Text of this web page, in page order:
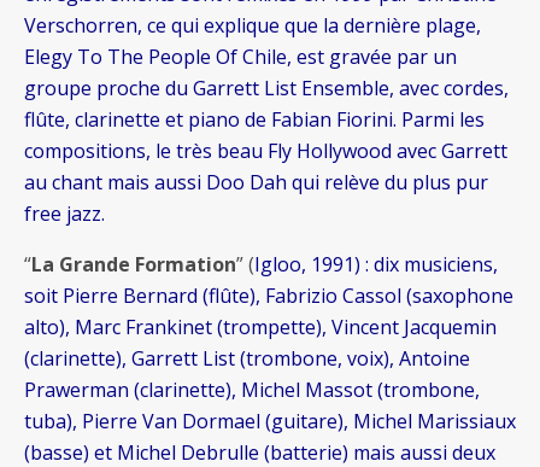
Verschorren, ce qui explique que la dernière plage,
Elegy To The People Of Chile, est gravée par un
groupe proche du Garrett List Ensemble, avec cordes,
flûte, clarinette et piano de Fabian Fiorini. Parmi les
compositions, le très beau Fly Hollywood avec Garrett
au chant mais aussi Doo Dah qui relève du plus pur
free jazz.
“La Grande Formation” (Igloo, 1991) : dix musiciens,
soit Pierre Bernard (flûte), Fabrizio Cassol (saxophone
alto), Marc Frankinet (trompette), Vincent Jacquemin
(clarinette), Garrett List (trombone, voix), Antoine
Prawerman (clarinette), Michel Massot (trombone,
tuba), Pierre Van Dormael (guitare), Michel Marissiaux
(basse) et Michel Debrulle (batterie) mais aussi deux